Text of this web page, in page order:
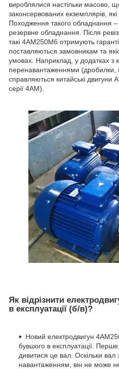
вироблялися настільки масово,
законсервованих екземплярів,
Походження такого обладнання –
резервне обладнання. Після
такі 4АМ250М6 отримують
поставляються замовникам та
умовах. Наприклад, у додатках з
перенавантаженнями (дробилки,
справляються китайські двигуни
серії 4АМ).
Як відрізнити
в експлуатації (б/в)?
Новий електродвигун
бувшого в експлуатації.
дивитися це вал. Оскільки вал
навантаженням, він не може